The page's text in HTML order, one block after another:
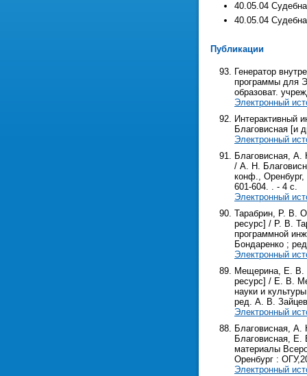
40.05.04
40.05.04
Публикации
Генератор
программы для
образоват.
Электронный
Интерактивный
Благовисная [и
Электронный
Благовисная, А.
/ А. Н.
конф.,
601-604. . - 4 с.
Электронный
Тарабрин, Р. В. О
ресурс] / Р. В.
программной
Бондаренко ;
Электронный
Мещерина, Е. В.
ресурс] / Е. В.
науки и
ред. А. В.
Электронный
Благовисная, А.
Благовисная, Е.
материалы
Оренбург :
Электронный